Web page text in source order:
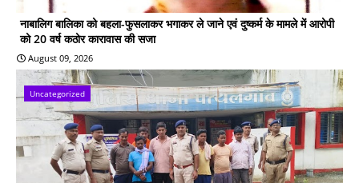
नाबालिग बालिका को बहला-फुसलाकर भगाकर ले जाने एवं दुष्कर्म के मामले में आरोपी
को 20 वर्ष कठोर कारावास की सजा
August 09, 2026
Uncategorized